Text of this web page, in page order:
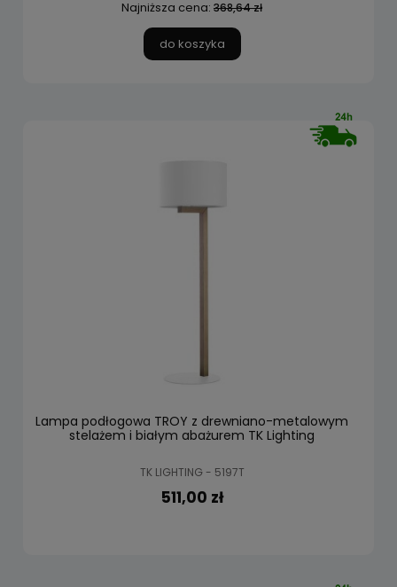
Najniższa cena: 368,64 zł
do koszyka
Lampa podłogowa TROY z drewniano-metalowym
stelażem i białym abażurem TK Lighting
TK LIGHTING - 5197T
511,00 zł